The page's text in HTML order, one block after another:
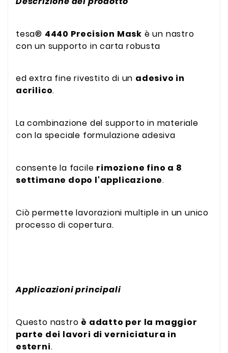
tesa® 4440 Precision Mask è un nastro
con un supporto in carta robusta
ed extra fine rivestito di un adesivo in
acrilico.
La combinazione del supporto in materiale
con la speciale formulazione adesiva
consente la facile rimozione fino a 8
settimane dopo l'applicazione.
Ciò permette lavorazioni multiple in un unico
processo di copertura.
Applicazioni principali
Questo nastro è adatto per la maggior
parte dei lavori di verniciatura in
esterni.